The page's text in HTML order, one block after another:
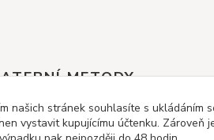
METODY
stránek souhlasíte s ukládáním
vystavit kupujícímu účtenku.